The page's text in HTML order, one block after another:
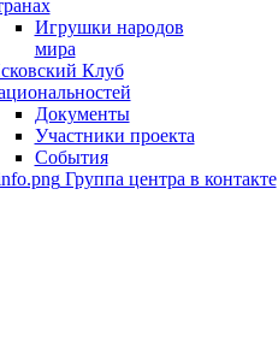
Игрушки народов
мира
Клуб
Документы
Участники проекта
События
Группа центра в контакте